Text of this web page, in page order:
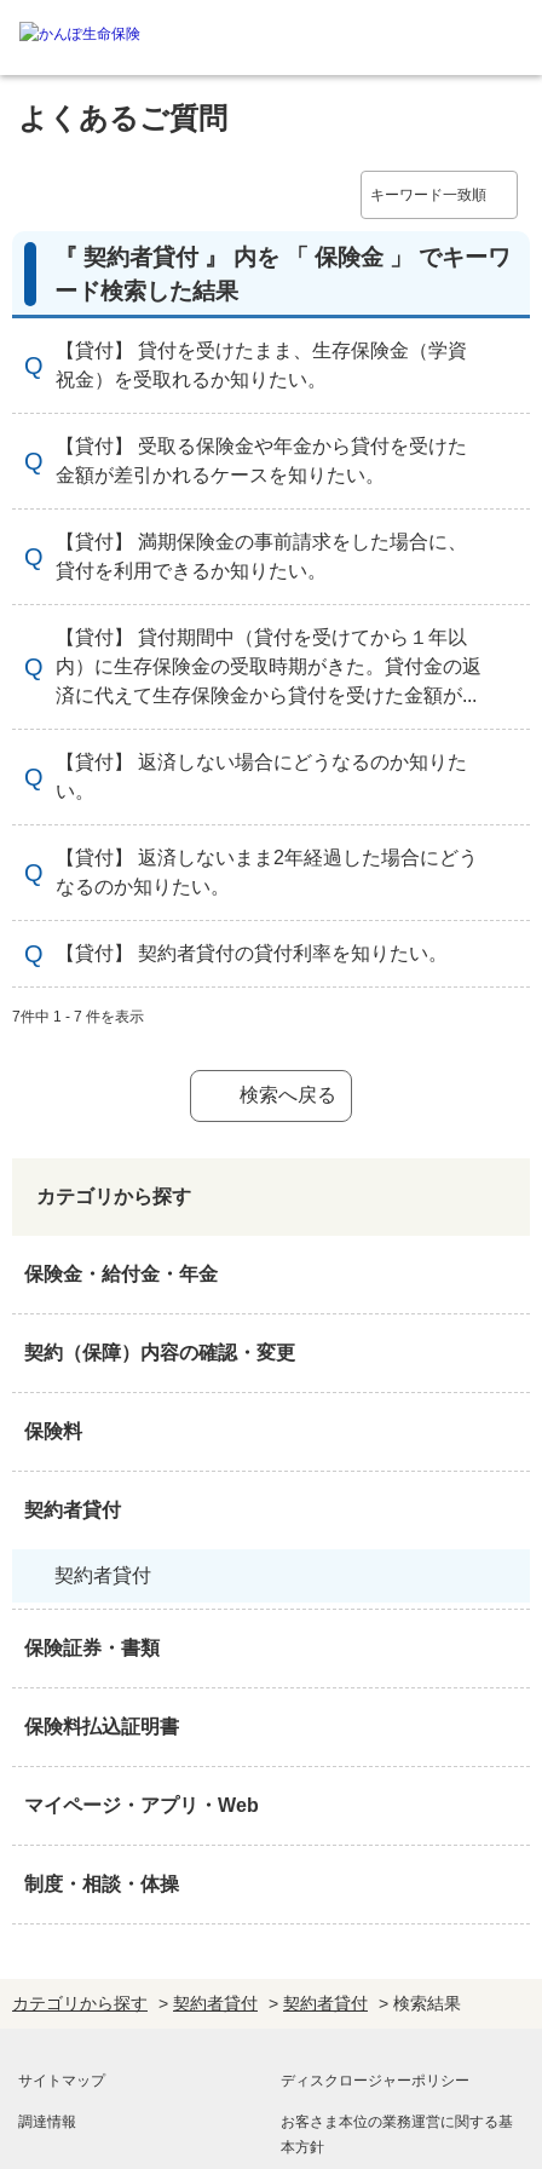
よくあるご質問
『 契約者貸付 』 内を 「 保険金 」 でキーワ
ード検索した結果
【貸付】 貸付を受けたまま、生存保険金（学資
祝金）を受取れるか知りたい。
【貸付】 受取る保険金や年金から貸付を受けた
金額が差引かれるケースを知りたい。
【貸付】 満期保険金の事前請求をした場合に、
貸付を利用できるか知りたい。
【貸付】 貸付期間中（貸付を受けてから１年以
内）に生存保険金の受取時期がきた。貸付金の返
済に代えて生存保険金から貸付を受けた金額が...
【貸付】 返済しない場合にどうなるのか知りた
い。
【貸付】 返済しないまま2年経過した場合にどう
なるのか知りたい。
【貸付】 契約者貸付の貸付利率を知りたい。
7件中 1 - 7 件を表示
検索へ戻る
カテゴリから探す
保険金・給付金・年金
契約（保障）内容の確認・変更
保険料
契約者貸付
契約者貸付
保険証券・書類
保険料払込証明書
マイページ・アプリ・Web
制度・相談・体操
カテゴリから探す > 契約者貸付 > 契約者貸付 > 検索結果
サイトマップ ディスクロージャーポリシー
調達情報 お客さま本位の業務運営に関する基
本方針